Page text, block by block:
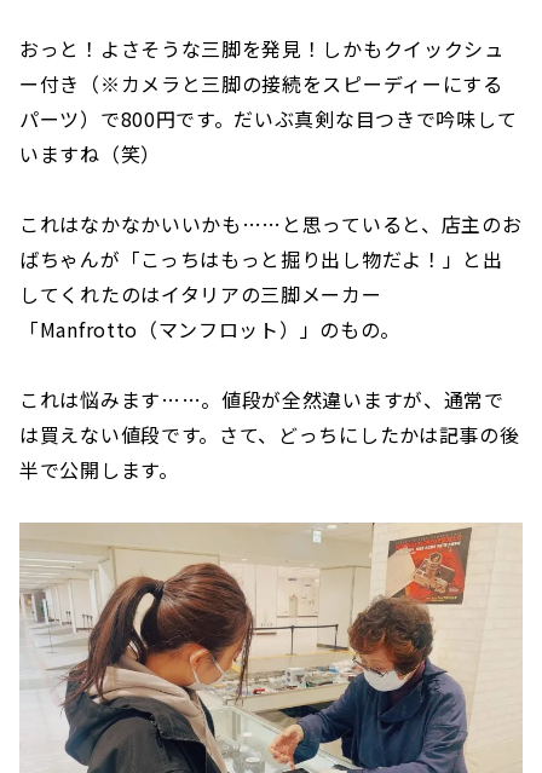
おっと！よさそうな三脚を発見！しかもクイックシュ
ー付き（※カメラと三脚の接続をスピーディーにする
パーツ）で800円です。だいぶ真剣な目つきで吟味して
いますね（笑）
これはなかなかいいかも……と思っていると、店主のお
ばちゃんが「こっちはもっと掘り出し物だよ！」と出
してくれたのはイタリアの三脚メーカー
「Manfrotto（マンフロット）」のもの。
これは悩みます……。値段が全然違いますが、通常で
は買えない値段です。さて、どっちにしたかは記事の後
半で公開します。